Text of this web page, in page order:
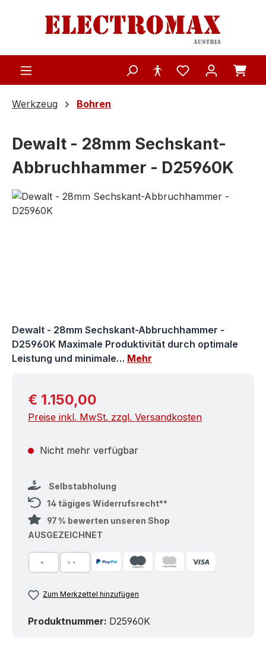
Zum Hauptinhalt springen
Werkzeug Bohren
Dewalt - 28mm Sechskant-
Abbruchhammer - D25960K
Bildergalerie überspringen
Dewalt - 28mm Sechskant-Abbruchhammer -
D25960K Maximale Produktivität durch optimale
Leistung und minimale… Mehr
Regulärer Preis:
€ 1.150,00
Preise inkl. MwSt. zzgl. Versandkosten
Nicht mehr verfügbar
Selbstabholung
14 tägiges Widerrufsrecht**
97 % bewerten unseren Shop
AUSGEZEICHNET
Zum Merkzettel hinzufügen
Produktnummer: D25960K